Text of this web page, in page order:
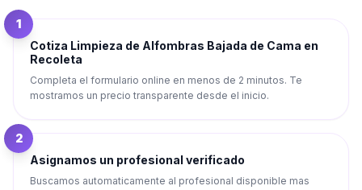
1
Cotiza Limpieza de Alfombras Bajada de Cama en
Recoleta
Completa el formulario online en menos de 2 minutos. Te
mostramos un precio transparente desde el inicio.
2
Asignamos un profesional verificado
Buscamos automaticamente al profesional disponible mas